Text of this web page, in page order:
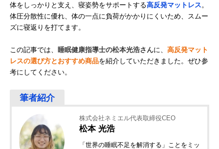
体をしっかりと支え、寝姿勢をサポートする高反発マットレス。
体圧分散性に優れ、体の一点に負荷がかかりにくいため、スムー
ズに寝返りを打てます。
この記事では、 睡眠健康指導士の松本光浩さんに、 高反発マット
レスの選び方とおすすめ商品を紹介していただきました。ぜひ参
考にしてください。
株式会社ネミエル代表取締役CEO
松本 光浩
「世界の睡眠不足を解消する」ことをミッ